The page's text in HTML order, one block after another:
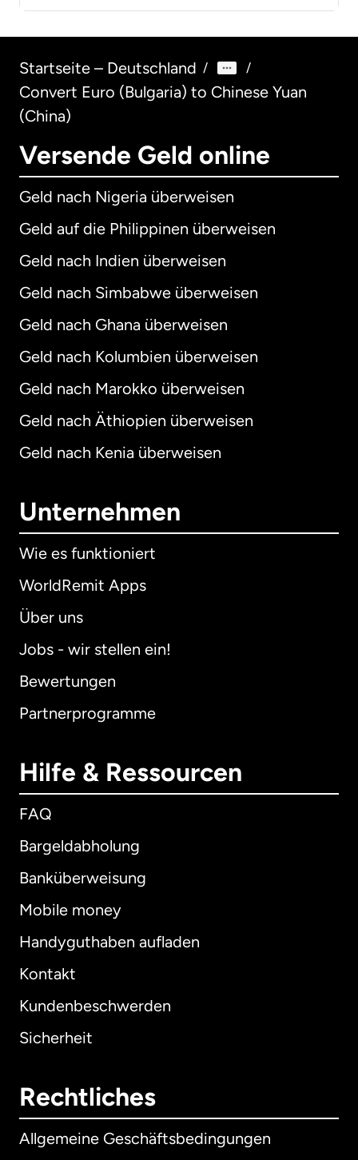
Startseite – Deutschland / /
Convert Euro (Bulgaria) to Chinese Yuan
(China)
Versende Geld online
Geld nach Nigeria überweisen
Geld auf die Philippinen überweisen
Geld nach Indien überweisen
Geld nach Simbabwe überweisen
Geld nach Ghana überweisen
Geld nach Kolumbien überweisen
Geld nach Marokko überweisen
Geld nach Äthiopien überweisen
Geld nach Kenia überweisen
Unternehmen
Wie es funktioniert
WorldRemit Apps
Über uns
Jobs - wir stellen ein!
Bewertungen
Partnerprogramme
Hilfe & Ressourcen
FAQ
Bargeldabholung
Banküberweisung
Mobile money
Handyguthaben aufladen
Kontakt
Kundenbeschwerden
Sicherheit
Rechtliches
Allgemeine Geschäftsbedingungen